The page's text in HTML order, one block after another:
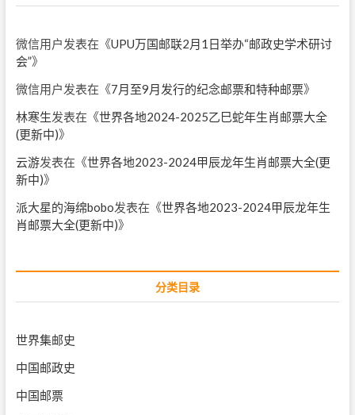
微信用户发表在《UPU万国邮联2月1日举办“邮政史学术研讨
会”》
微信用户发表在《7月至9月发行的纪念邮票和特种邮票》
林寒生发表在《世界各地2024-2025乙巳蛇年生肖邮票大全
(更新中)》
云游发表在《世界各地2023-2024甲辰龙年生肖邮票大全(更
新中)》
派大星的海绵bobo发表在《世界各地2023-2024甲辰龙年生
肖邮票大全(更新中)》
分类目录
世界集邮史
中国邮政史
中国邮票